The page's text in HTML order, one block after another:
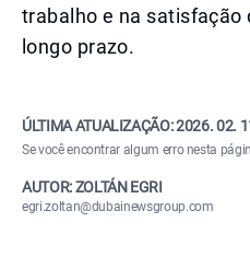
trabalho e na satisfação
longo prazo.
ÚLTIMA ATUALIZAÇÃO:2026. 02.
Se você encontrar algum erro nesta
AUTOR: ZOLTÁN EGRI
egri.zoltan@dubainewsgroup.com